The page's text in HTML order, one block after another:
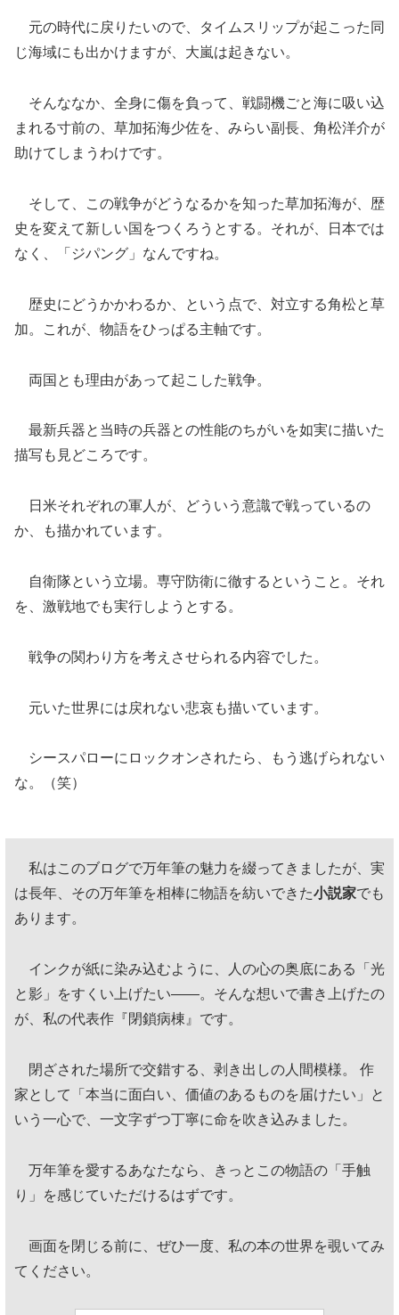
元の時代に戻りたいので、タイムスリップが起こった同
じ海域にも出かけますが、大嵐は起きない。
そんななか、全身に傷を負って、戦闘機ごと海に吸い込
まれる寸前の、草加拓海少佐を、みらい副長、角松洋介が
助けてしまうわけです。
そして、この戦争がどうなるかを知った草加拓海が、歴
史を変えて新しい国をつくろうとする。それが、日本では
なく、「ジパング」なんですね。
歴史にどうかかわるか、という点で、対立する角松と草
加。これが、物語をひっぱる主軸です。
両国とも理由があって起こした戦争。
最新兵器と当時の兵器との性能のちがいを如実に描いた
描写も見どころです。
日米それぞれの軍人が、どういう意識で戦っているの
か、も描かれています。
自衛隊という立場。専守防衛に徹するということ。それ
を、激戦地でも実行しようとする。
戦争の関わり方を考えさせられる内容でした。
元いた世界には戻れない悲哀も描いています。
シースパローにロックオンされたら、もう逃げられない
な。（笑）
私はこのブログで万年筆の魅力を綴ってきましたが、実
は長年、その万年筆を相棒に物語を紡いできた小説家でも
あります。
インクが紙に染み込むように、人の心の奥底にある「光
と影」をすくい上げたい——。そんな想いで書き上げたの
が、私の代表作『閉鎖病棟』です。
閉ざされた場所で交錯する、剥き出しの人間模様。 作
家として「本当に面白い、価値のあるものを届けたい」と
いう一心で、一文字ずつ丁寧に命を吹き込みました。
万年筆を愛するあなたなら、きっとこの物語の「手触
り」を感じていただけるはずです。
画面を閉じる前に、ぜひ一度、私の本の世界を覗いてみ
てください。